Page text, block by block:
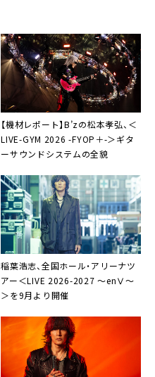
【機材レポート】B’zの松本孝弘、＜
LIVE-GYM 2026 -FYOP＋-＞ギタ
ーサウンドシステムの全貌
稲葉浩志、全国ホール・アリーナツ
アー＜LIVE 2026-2027 〜enⅤ〜
＞を9月より開催